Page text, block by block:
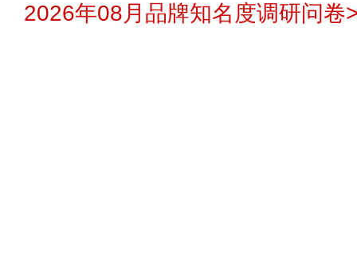
2026年08月品牌知名度调研问卷